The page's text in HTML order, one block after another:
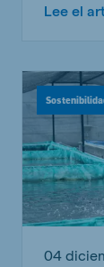
Lee el
04